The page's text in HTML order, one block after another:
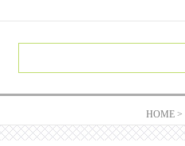
HOME >